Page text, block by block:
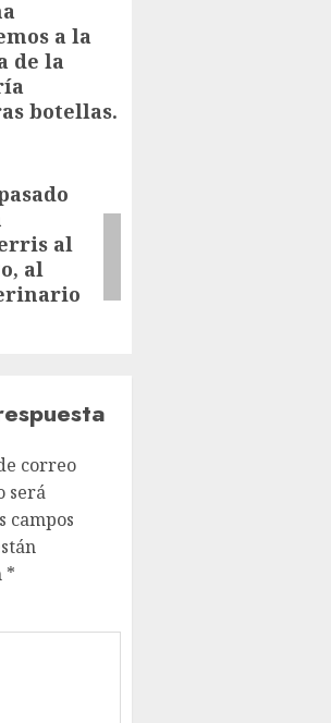
a la
de la
botellas.
al
al
correo
será
campos
*